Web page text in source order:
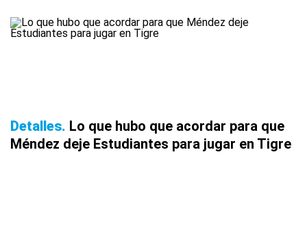
Detalles Lo que hubo que acordar para que
Méndez deje Estudiantes para jugar en Tigre